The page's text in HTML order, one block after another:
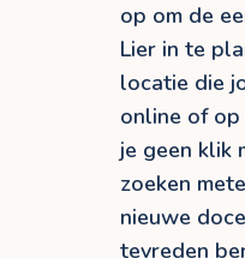
op om de
Lier in te
locatie die
online of
je geen klik
zoeken
nieuwe
tevreden